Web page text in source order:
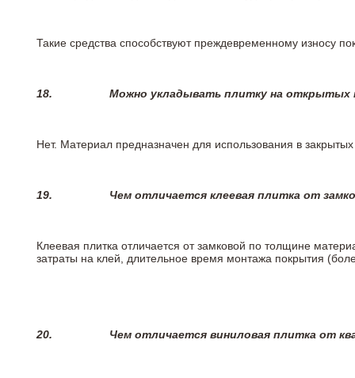
Такие средства способствуют преждевременному износу
18. Можно укладывать плитку на открытых
Нет. Материал предназначен для использования в
19. Чем отличается клеевая плитка от
Клеевая плитка отличается от замковой по толщине
затраты на клей, длительное время монтажа покрытия
20. Чем отличается виниловая плитка от